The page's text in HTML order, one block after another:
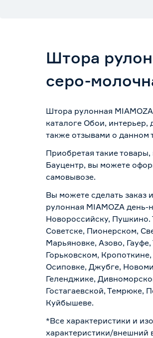
Штора
серо-
Штора рулонная
каталоге Обои,
также отзывами о данном
Приобретая такие
Бауцентр, вы можете
самовывозе.
Вы можете сделать заказ
рулонная MIAMOZA
Новороссийску, Пушкино.
Советске, Пионерском,
Марьяновке, Азово,
Горьковском,
Осиповке, Джубге,
Геленджике,
Гостагаевской, Темрюке,
Куйбышеве.
*Все характеристики и
характеристики/внешний